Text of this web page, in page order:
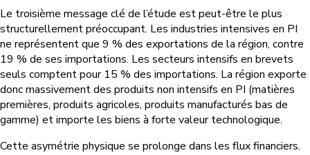
Le troisième message clé de l’étude est peut-être le plus
structurellement préoccupant. Les industries intensives en PI
ne représentent que 9 % des exportations de la région, contre
19 % de ses importations. Les secteurs intensifs en brevets
seuls comptent pour 15 % des importations. La région exporte
donc massivement des produits non intensifs en PI (matières
premières, produits agricoles, produits manufacturés bas de
gamme) et importe les biens à forte valeur technologique.
Cette asymétrie physique se prolonge dans les flux financiers.